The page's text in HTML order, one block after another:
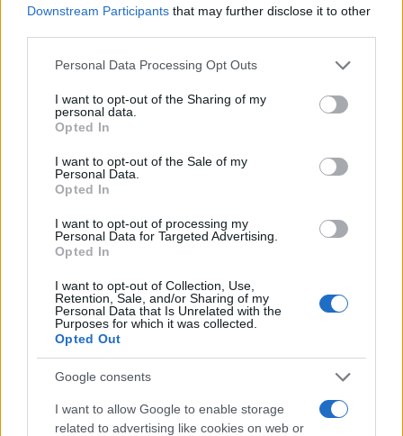
Downstream Participants that may further disclose it to other
Please note that this website/app uses one or more Google
not limited to your visit or usage behaviour. You may click to
grant or deny consent to Google and its third-party tags to
use your data for below specified purposes in below Google
consent section.
Personal Data Processing Opt Outs
I want to opt-out of the Sharing of my
personal data.
Opted In
I want to opt-out of the Sale of my
Personal Data.
Opted In
I want to opt-out of processing my
Personal Data for Targeted Advertising.
Opted In
I want to opt-out of Collection, Use,
Retention, Sale, and/or Sharing of my
Personal Data that Is Unrelated with the
Purposes for which it was collected.
Opted Out
Google consents
I want to allow Google to enable storage
related to advertising like cookies on web or
HÍRLEVÉL
E-mail cím
Feliratkozom a hírlevélre és elfogadom az
adatvédelmi
szabályzatot!
FELIRATKOZÁS
Aktuális
Open Orfű: mozgás, zene, közösség
Augusztus első hétvégéjén (augusztus 1-2.) a Pécsi-tó partja
megtelik élettel, sporttal és élményekkel!